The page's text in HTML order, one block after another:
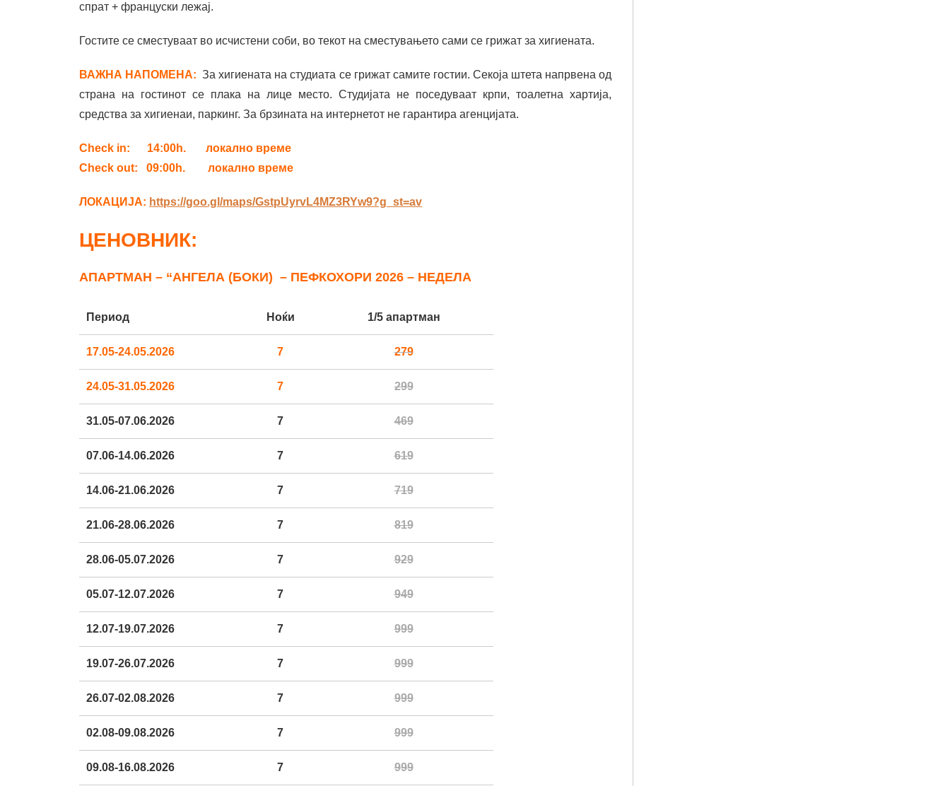
спрат + француски лежај.
Гостите се сместуваат во исчистени соби, во текот на сместувањето сами се грижат за хигиената.
ВАЖНA НАПОМЕНА: За хигиената на студиата се грижат самите гостии. Секоја штета напрвена од
страна на гостинот се плака на лице место. Студијата не поседуваат крпи, тоалетна хартија,
средства за хигиенаи, паркинг. За брзината на интернетот не гарантира агенцијата.
Check in:
14:00h. локално време
Check out: 09:00h. локално време
ЛОКАЦИЈА: https://goo.gl/maps/GstpUyrvL4MZ3RYw9?g_st=av
ЦЕНОВНИК:
АПАРТМАН – “АНГЕЛА (БОКИ) – ПЕФКОХОРИ 2026 – НЕДЕЛА
Период Ноќи 1/5 апартман
17.05-24.05.2026 7 279
24.05-31.05.2026 7 299
31.05-07.06.2026 7 469
07.06-14.06.2026 7 619
14.06-21.06.2026 7 719
21.06-28.06.2026 7 819
28.06-05.07.2026 7 929
05.07-12.07.2026 7 949
12.07-19.07.2026 7 999
19.07-26.07.2026 7 999
26.07-02.08.2026 7 999
02.08-09.08.2026 7 999
09.08-16.08.2026 7 999